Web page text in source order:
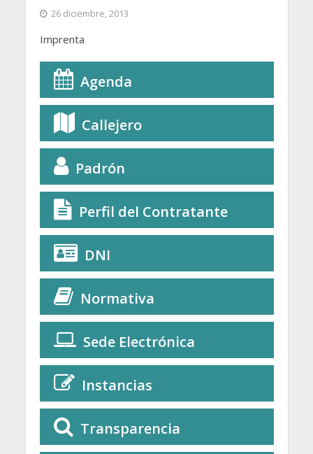
26 diciembre, 2013
Imprenta
Agenda
Callejero
Padrón
Perfil del Contratante
DNI
Normativa
Sede Electrónica
Instancias
Transparencia